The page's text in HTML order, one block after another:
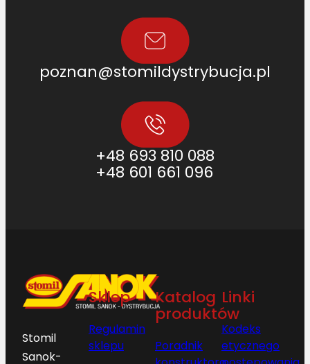
poznan@stomildystrybucja.pl
+48 693 810 088
+48 601 661 096
Stomil
Sanok-
Sklep
Regulamin
sklepu
Katalog
produktów
Poradnik
Linki
Kodeks
etycznego